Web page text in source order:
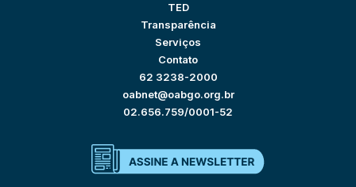
TED
Transparência
Serviços
Contato
62 3238-2000
oabnet@oabgo.org.br
02.656.759/0001-52